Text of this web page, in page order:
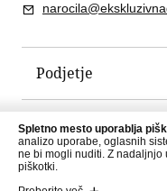
Podjetje
Pogoji poslovanja
Spletno mesto uporablja
analizo uporabe, oglasnih
ne bi mogli nuditi. Z
piškotki.